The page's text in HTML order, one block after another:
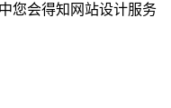
您会得知网站设计服务